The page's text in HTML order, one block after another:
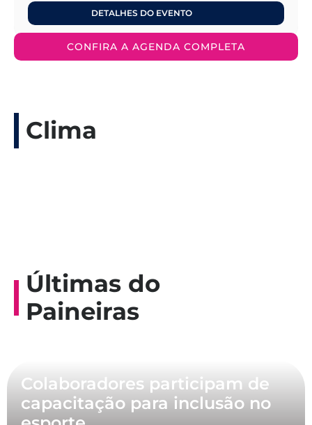
DETALHES DO EVENTO
CONFIRA A AGENDA COMPLETA
Clima
Últimas do
Paineiras
Colaboradores participam de
capacitação para inclusão no